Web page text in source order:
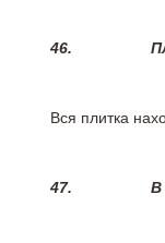
46.
Вся плитка
47. В